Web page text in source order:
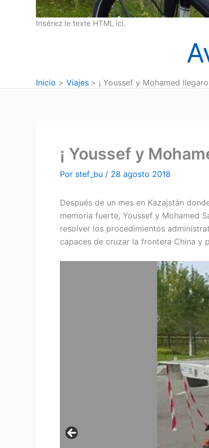
Insérez le texte HTML ici.
Inicio Viajes ¡ Youssef y Mohamed
¡ Youssef y
Por stef_bu / 28 agosto 2018
Después de un mes en Kazajstán
memoria fuerte, Youssef y Mohamed
resolver los procedimientos
capaces de cruzar la frontera China y